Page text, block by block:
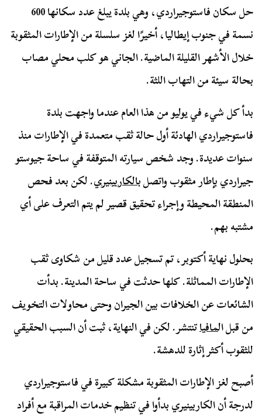
حل سكان فاستوجيراردي، وهي بلدة يبلغ عدد سكانها 600
نسمة في جنوب إيطاليا، أخيرًا لغز سلسلة من الإطارات المثقوبة
خلال الأشهر القليلة الماضية. الجاني هو كلب محلي مصاب
بحالة سيئة من التهاب اللثة.
بدأ كل شيء في يوليو من هذا العام عندما واجهت بلدة
فاستوجيراردي الهادئة أول حالة ثقب متعمدة في الإطارات منذ
سنوات عديدة. وجد شخص سيارته المتوقفة في ساحة جيوستو
جيراردي بإطار مثقوب واتصلبالكاربينيري. لكن بعد فحص
المنطقة المحيطة وإجراء تحقيق قصير لم يتم التعرف على أي
مشتبه بهم.
بحلول نهاية أكتوبر، تم تسجيل عدد قليل من شكاوى ثقب
الإطارات المماثلة. كلها حدثت في ساحة المدينة. بدأت
الشائعات عن الخلافات بين الجيران وحتى محاولات التخويف
من قبل المافياتنتشر. لكن في النهاية، ثبت أن السبب الحقيقي
للثقوب أكثر إثارة للدهشة.
أصبح لغز الإطارات المثقوبة مشكلة كبيرة في فاستوجيراردي
لدرجة أن الكاربينيري بدأوا في تنظيم خدمات المراقبة مع أفراد